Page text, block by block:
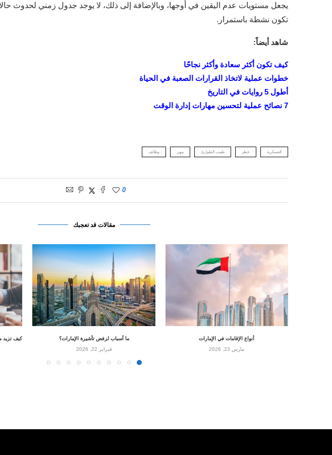
يجعل مستويات عدم اليقين في أوجها، وبالإضافة إلى ذلك، لا يوجد جدول زمني لحدوث
تكون نشطة باستمرار.
شاهد أيضاً:
كيف تكون أكثر سعادة وأكثر نجاحًا
خطوات عملية لاتخاذ القرارات الصعبة في الحياة
أطول 5 روايات في التاريخ
7 نصائح عملية لتحسين مهارات إدارة الوقت
العسكرية خطر طبيب الطوارئ مهن وظائف
0
مقالات قد تعجبك
أنواع الإقامات في الإمارات
مارس 23, 2026
ما أسباب لرفض تأشيرة الإمارات؟
فبراير 22, 2026
كيف تزيد